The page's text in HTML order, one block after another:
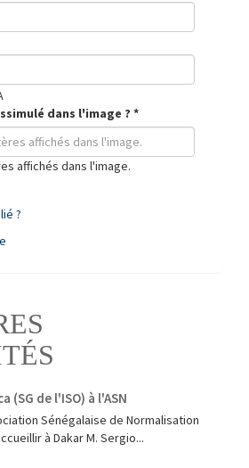
dans l'image ? *
affichés dans l'image.
?
(SG de l'ISO) à l'ASN
Sénégalaise de Normalisation
à Dakar M. Sergio...